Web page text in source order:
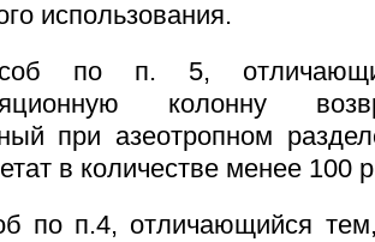
использования.
по п. 5,
колонну
при азеотропном
в количестве менее 100
по п.4, отличающийся